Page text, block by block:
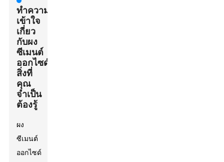
ทำความ
เข้าใจ
เกี่ยว
กับผง
ซีเมนต์
ออกไซด์:
สิ่งที่
คุณ
จำเป็น
ต้องรู้
ผง
ซีเมนต์
ออกไซด์